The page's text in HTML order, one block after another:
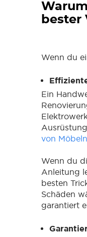
bester
Wenn du
Ein
von Möbeln
Wenn du
Anleitung
besten
Schäden
garantiert